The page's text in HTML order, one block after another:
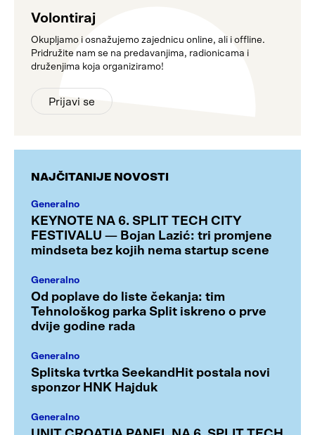
Volontiraj
Okupljamo i osnažujemo zajednicu online, ali i offline.
Pridružite nam se na predavanjima, radionicama i
druženjima koja organiziramo!
Prijavi se
NAJČITANIJE NOVOSTI
Generalno
KEYNOTE NA 6. SPLIT TECH CITY
FESTIVALU — Bojan Lazić: tri promjene
mindseta bez kojih nema startup scene
Generalno
Od poplave do liste čekanja: tim
Tehnološkog parka Split iskreno o prve
dvije godine rada
Generalno
Splitska tvrtka SeekandHit postala novi
sponzor HNK Hajduk
Generalno